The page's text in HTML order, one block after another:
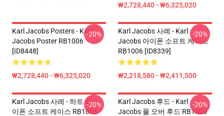
₩2,728,440 - ₩6,325,020
Karl Jacobs Posters - Karl
Jacobs Poster RB1006
[ID8448]
₩2,728,440 - ₩6,325,020
-20%
Karl Jacobs 사례 - Karl
Jacobs 아이폰 소프트 케이스
RB1006 [ID8339]
₩2,218,580 - ₩2,411,500
-20%
Karl Jacobs 사례 - 하트 칼 아
이폰 소프트 케이스 RB1006
-20%
Karl Jacobs 후드 - Karl
Jacobs 풀 오버 후드 RB1006
-20%